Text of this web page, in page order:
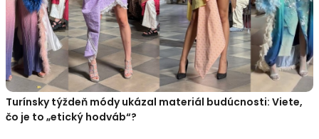
Turínsky týždeň módy ukázal materiál budúcnosti: Viete,
čo je to „etický hodváb“?